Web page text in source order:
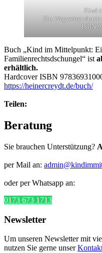
Kind
Ein Wegweiser
ISBN
Buch „Kind im Mittelpunkt:
Familienrechtsdschungel“ ist
erhältlich.
Hardcover ISBN
https://heinercreydt.de/buch/
Teilen:
Beratung
Sie brauchen Unterstützung?
per Mail an:
oder per Whatsapp an:
0173 673 1713
Newsletter
Um unseren Newsletter mit
nutzen Sie gerne unser